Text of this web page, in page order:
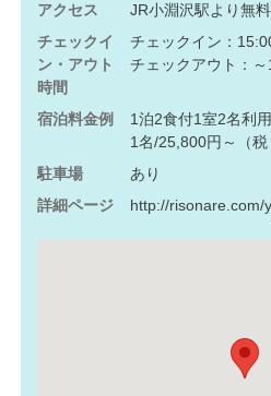
アクセス
JR小淵沢駅より無
チェックイ
ン・アウト
時間
チェックイン：
チェックアウト：
宿泊料金例
1泊2食付1室2名利
1名/25,800円～（税
駐車場
あり
詳細ページ
http://risonare.com/